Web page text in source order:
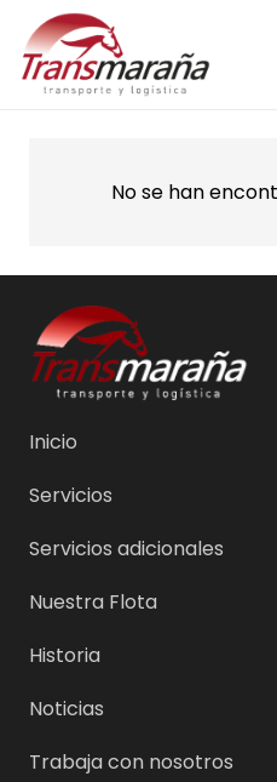
No se han
Inicio
Servicios
Servicios adicionales
Nuestra Flota
Historia
Noticias
Trabaja con nosotros